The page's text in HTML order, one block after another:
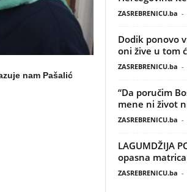
nam Pašalić
ZASREBRENICU.ba -
Dodik ponovo
oni žive u tom
ZASREBRENICU.ba -
“Da poručim
mene ni život
ZASREBRENICU.ba -
LAGUMDŽIJA
opasna
ZASREBRENICU.ba -